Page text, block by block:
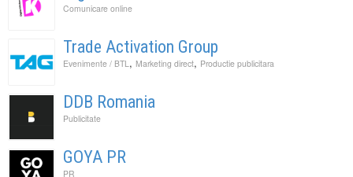
Comunicare online
Trade Activation Group
Evenimente / BTL, Marketing direct, Productie publicitara
DDB Romania
Publicitate
GOYA PR
PR